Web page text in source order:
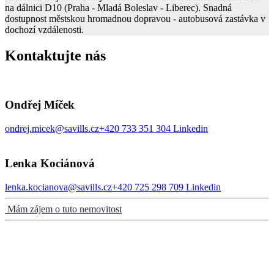
na dálnici D10 (Praha - Mladá Boleslav - Liberec). Snadná
dostupnost městskou hromadnou dopravou - autobusová zastávka v
dochozí vzdálenosti.
Kontaktujte nás
Ondřej Míček
ondrej.micek@savills.cz+420 733 351 304 Linkedin
Lenka Kociánová
lenka.kocianova@savills.cz+420 725 298 709 Linkedin
Mám zájem o tuto nemovitost